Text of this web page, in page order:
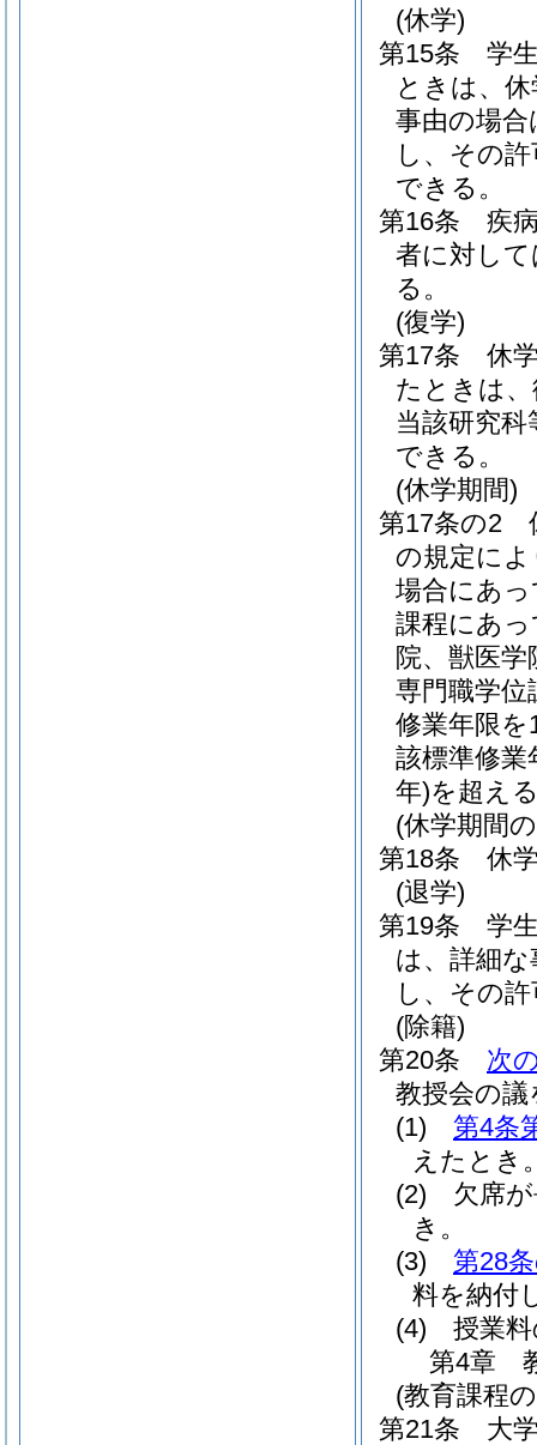
(休学)
第15条
学
ときは、
事由の場
し、その
できる。
第16条
疾
者に対し
る。
(復学)
第17条
休
たときは
当該研究
できる。
(休学期間)
第17条の2
の規定に
場合にあ
課程にあっ
院、獣医
専門職学
修業年限
該標準修
年)を超え
(休学期間
第18条
休
(退学)
第19条
学
は、詳細
し、その
(除籍)
第20条
次
教授会の
(1)
第4条
えたとき
(2)
欠席
き。
(3)
第28
料を納付
(4)
授業
第4章
(教育課程
第21条
大